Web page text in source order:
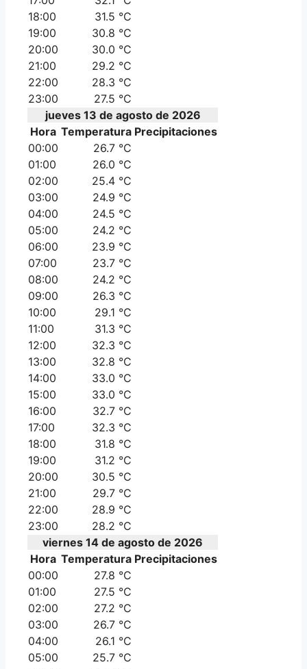
18:00
31.5 °C
19:00
30.8 °C
20:00
30.0 °C
21:00
29.2 °C
22:00
28.3 °C
23:00
27.5 °C
jueves 13 de agosto de 2026
Hora Temperatura Precipitaciones
00:00
26.7 °C
01:00
26.0 °C
02:00
25.4 °C
03:00
24.9 °C
04:00
24.5 °C
05:00
24.2 °C
06:00
23.9 °C
07:00
23.7 °C
08:00
24.2 °C
09:00
26.3 °C
10:00
29.1 °C
11:00
31.3 °C
12:00
32.3 °C
13:00
32.8 °C
14:00
33.0 °C
15:00
33.0 °C
16:00
32.7 °C
17:00
32.3 °C
18:00
31.8 °C
19:00
31.2 °C
20:00
30.5 °C
21:00
29.7 °C
22:00
28.9 °C
23:00
28.2 °C
viernes 14 de agosto de 2026
Hora Temperatura Precipitaciones
00:00
27.8 °C
01:00
27.5 °C
02:00
27.2 °C
03:00
26.7 °C
04:00
26.1 °C
05:00
25.7 °C